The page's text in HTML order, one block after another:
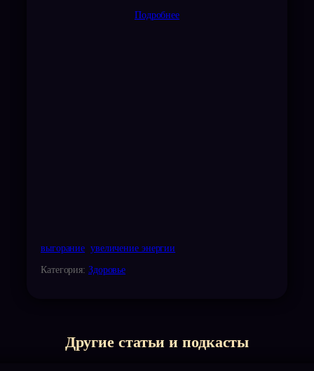
Подробнее
выгорание увеличение энергии
Категория: Здоровье
Другие статьи и подкасты